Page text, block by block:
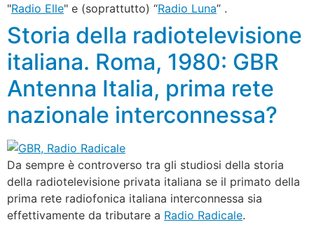
"Radio Elle" e (soprattutto) “Radio Luna” .
Storia della radiotelevisione
italiana. Roma, 1980: GBR
Antenna Italia, prima rete
nazionale interconnessa?
Da sempre è controverso tra gli studiosi della storia
della radiotelevisione privata italiana se il primato della
prima rete radiofonica italiana interconnessa sia
effettivamente da tributare a Radio Radicale.